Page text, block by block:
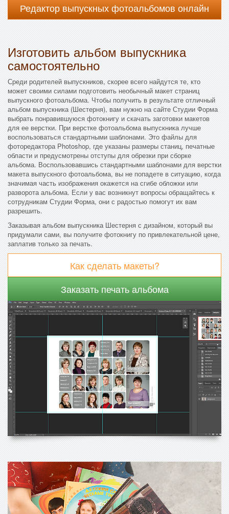
Редактор выпускных фотоальбомов онлайн
Изготовить альбом выпускника
самостоятельно
Среди родителей выпускников, скорее всего найдутся те, кто
может своими силами подготовить необычный макет страниц
выпускного фотоальбома. Чтобы получить в результате отличный
альбом выпускника (Шестерня), вам нужно на сайте Студии Форма
выбрать понравившуюся фотокнигу и скачать заготовки макетов
для ее верстки. При верстке фотоальбома выпускника лучше
воспользоваться стандартными шаблонами. Это файлы для
фоторедактора Photoshop, где указаны размеры станиц, печатные
области и предусмотрены отступы для обрезки при сборке
альбома. Воспользовавшись стандартными шаблонами для верстки
макета выпускного фотоальбома, вы не попадете в ситуацию, когда
значимая часть изображения окажется на сгибе обложки или
разворота альбома. Если у вас возникнут вопросы обращайтесь к
сотрудникам Студии Форма, они с радостью помогут их вам
разрешить.
Заказывая альбом выпускника Шестерня с дизайном, который вы
придумали сами, вы получите фотокнигу по привлекательной цене,
заплатив только за печать.
Как сделать макеты?
Заказать печать альбома